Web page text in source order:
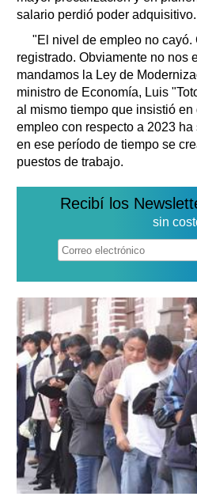
salario perdió poder adquisitivo.
"El nivel de empleo no
registrado. Obviamente no nos
mandamos la Ley de
ministro de Economía, Luis
al mismo tiempo que insistió en
empleo con respecto a 2023 ha
en ese período de tiempo se
puestos de trabajo.
Recibí los
sin